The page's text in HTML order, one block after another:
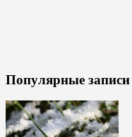
Популярные записи